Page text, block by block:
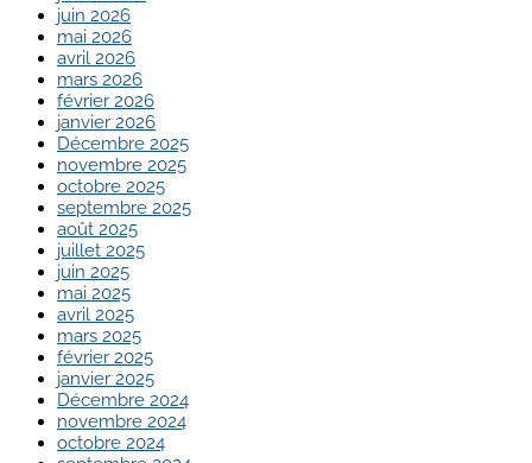
juin 2026
mai 2026
avril 2026
mars 2026
février 2026
janvier 2026
Décembre 2025
novembre 2025
octobre 2025
septembre 2025
août 2025
juillet 2025
juin 2025
mai 2025
avril 2025
mars 2025
février 2025
janvier 2025
Décembre 2024
novembre 2024
octobre 2024